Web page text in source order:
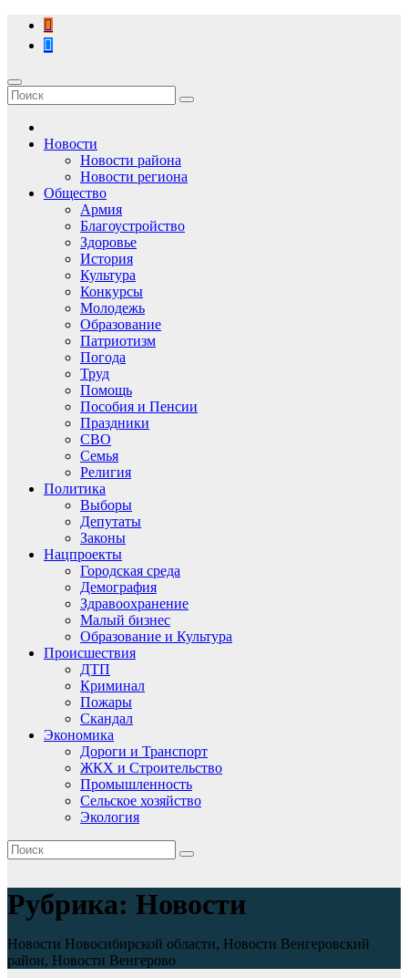
Перейти
содержимому
Новости
Новости района
Новости региона
Общество
Армия
Благоустройство
Здоровье
История
Культура
Конкурсы
Молодежь
Образование
Патриотизм
Погода
Труд
Помощь
Пособия и Пенсии
Праздники
СВО
Семья
Религия
Политика
Выборы
Депутаты
Законы
Нацпроекты
Городская среда
Демография
Здравоохранение
Малый бизнес
Образование и Культура
Происшествия
ДТП
Криминал
Пожары
Скандал
Экономика
Дороги и Транспорт
ЖКХ и Строительство
Промышленность
Сельское хозяйство
Экология
Рубрика: Новости
Новости Новосибирской области, Новости Венгеровский
район, Новости Венгерово